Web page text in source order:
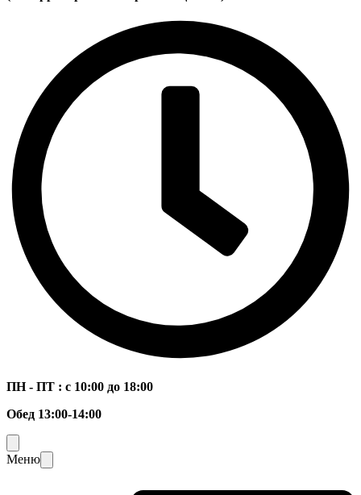
ПН - ПТ : с 10:00 до 18:00
Обед 13:00-14:00
Меню